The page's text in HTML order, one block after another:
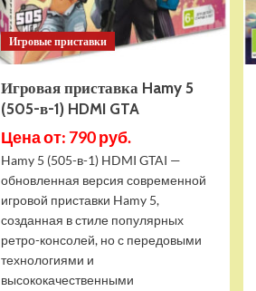
Игровые приставки
Игровая приставка Hamy 5
(505-в-1) HDMI GTA
Цена от: 790 руб.
Hamy 5 (505-в-1) HDMI GTAI —
обновленная версия современной
игровой приставки Hamy 5,
созданная в стиле популярных
ретро-консолей, но с передовыми
технологиями и
высококачественными